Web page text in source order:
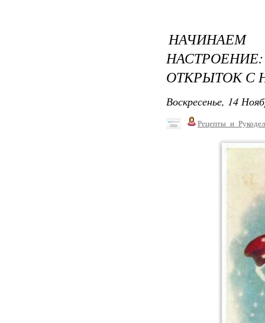
НАЧИНАЕМ
ОТКРЫТОК С
Воскресенье, 14